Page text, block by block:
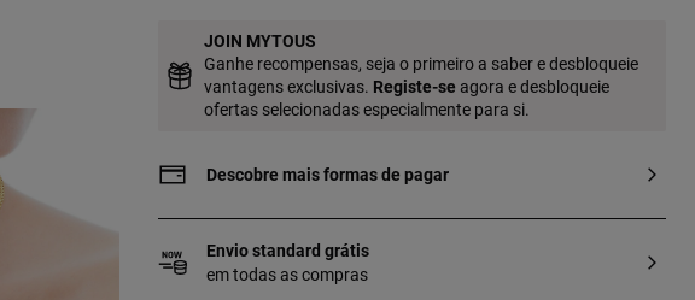
JOIN MYTOUS
Ganhe recompensas, seja o primeiro a saber e desbloqueie
vantagens exclusivas. Registe-se agora e desbloqueie
ofertas selecionadas especialmente para si.
Descobre mais formas de pagar
Envio standard grátis
em todas as compras